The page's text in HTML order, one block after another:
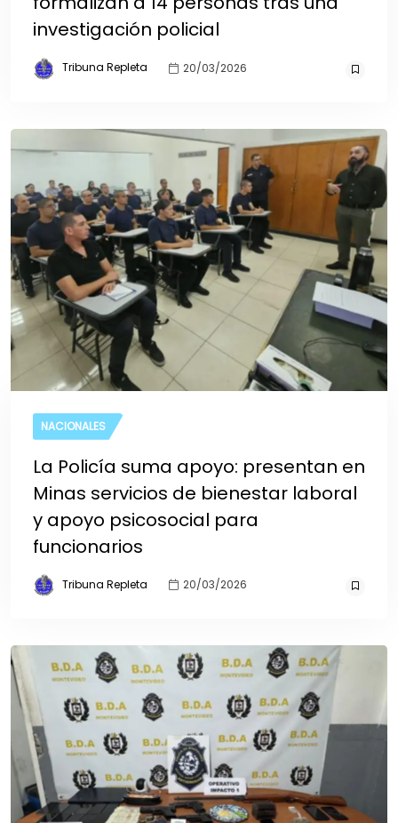
investigación policial
Tribuna Repleta 20/03/2026
NACIONALES
La Policía suma apoyo: presentan en
Minas servicios de bienestar laboral
y apoyo psicosocial para
funcionarios
Tribuna Repleta 20/03/2026